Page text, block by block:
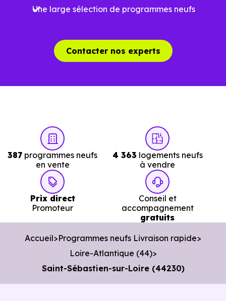
recherche urgente
Immobilier Neuf Nantes,vous accédez
directement aux
logements neufs en livraison
immédiate à Saint-Sébastien-sur-Loire (44230)
réellement disponibles.
Nos conseillers vous permettent de :
Cibler les bons biens dès le départ.
Éviter les annonces obsolètes.
Organiser des visites pertinentes.
Une large sélection de programmes neufs
Contacter nos experts
387 programmes neufs
en vente
4 363 logements neufs
à vendre
Prix direct
Promoteur
Conseil et
accompagnement
gratuits
Accueil Programmes neufs Livraison rapide
Loire-Atlantique (44)
Saint-Sébastien-sur-Loire (44230)